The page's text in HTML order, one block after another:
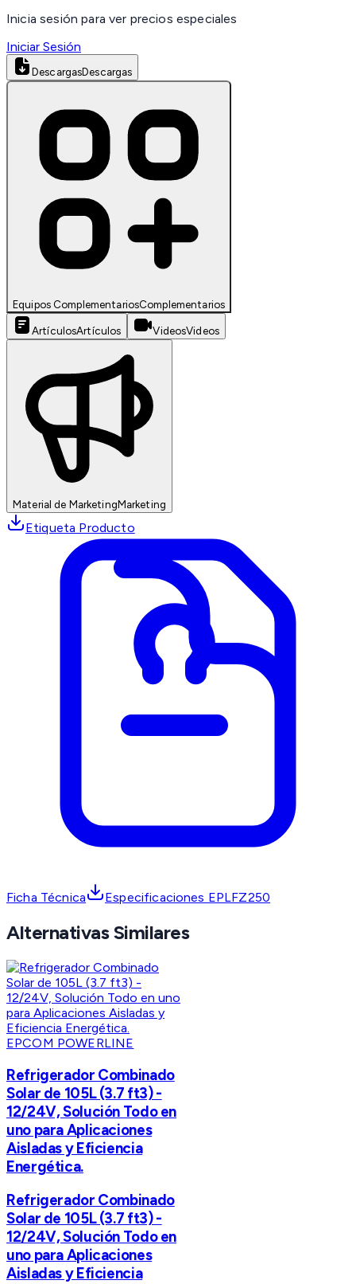
Inicia sesión para ver precios especiales
Iniciar Sesión
DescargasDescargas
Equipos ComplementariosComplementarios
ArtículosArtículos VideosVideos
Material de MarketingMarketing
Etiqueta Producto
Ficha Técnica Especificaciones EPLFZ250
Alternativas Similares
EPCOM POWERLINE
Refrigerador Combinado
Solar de 105L (3.7 ft3) -
12/24V, Solución Todo en
uno para Aplicaciones
Aisladas y Eficiencia
Energética.
Refrigerador Combinado
Solar de 105L (3.7 ft3) -
12/24V, Solución Todo en
uno para Aplicaciones
Aisladas y Eficiencia